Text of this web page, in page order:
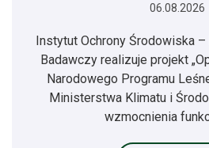
06.08.2026
Instytut Ochrony Środowiska
Badawczy realizuje projekt
Narodowego Programu
Ministerstwa Klimatu i
wzmocnienia